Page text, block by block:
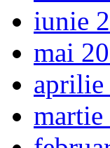
iunie
mai
aprilie
martie